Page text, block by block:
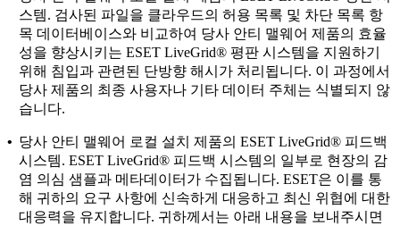
스템. 검사된 파일을 클라우드의 허용 목록 및 차단 목록 항
목 데이터베이스와 비교하여 당사 안티 맬웨어 제품의 효율
성을 향상시키는 ESET LiveGrid® 평판 시스템을 지원하기
위해 침입과 관련된 단방향 해시가 처리됩니다. 이 과정에서
당사 제품의 최종 사용자나 기타 데이터 주체는 식별되지 않
습니다.
• 당사 안티 맬웨어 로컬 설치 제품의 ESET LiveGrid® 피드백
시스템. ESET LiveGrid® 피드백 시스템의 일부로 현장의 감
염 의심 샘플과 메타데이터가 수집됩니다. ESET은 이를 통
해 귀하의 요구 사항에 신속하게 대응하고 최신 위협에 대한
대응력을 유지합니다. 귀하께서는 아래 내용을 보내주시면